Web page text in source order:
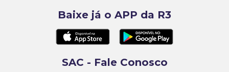
Baixe já o APP da R3
SAC - Fale Conosco